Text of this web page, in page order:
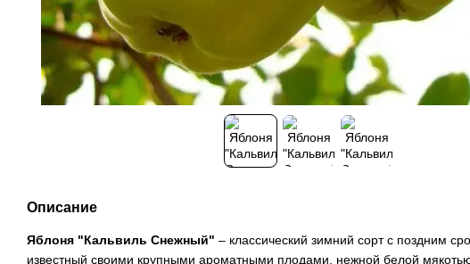
Описание
Яблоня "Кальвиль Снежный" – классический зимний сорт с поздним
известный своими крупными ароматными плодами, нежной белой